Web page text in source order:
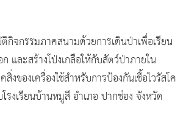
กิจกรรมภาคสนามด้วยการเดินป่าเพื่อเรียน
และสร้างโป่งเกลือให้กับสัตว์ป่าภายใน
งของเครื่องใช้สำหรับการป้องกันเชื้อไวรัสโค
รงเรียนบ้านหมูสี อำเภอ ปากช่อง จังหวัด